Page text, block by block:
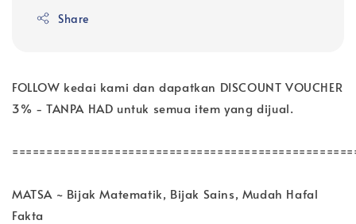
Share
FOLLOW kedai kami dan dapatkan DISCOUNT VOUCHER
3% - TANPA HAD untuk semua item yang dijual.
MATSA ~ Bijak Matematik, Bijak Sains, Mudah Hafal
Fakta